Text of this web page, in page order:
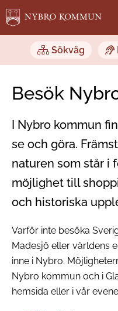
Sökväg
Besök
I Nybro kommun
se och göra.
naturen som står i
möjlighet till
och historiska
Varför inte besöka
Madesjö eller världens
inne i Nybro.
Nybro kommun och i
hemsida eller i vår